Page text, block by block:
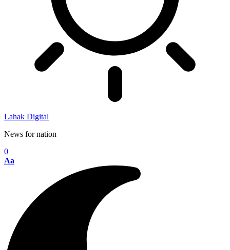
Lahak Digital
News for nation
0
Aa